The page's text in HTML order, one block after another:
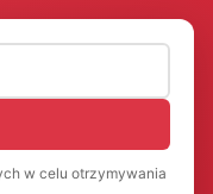
w celu otrzymywania